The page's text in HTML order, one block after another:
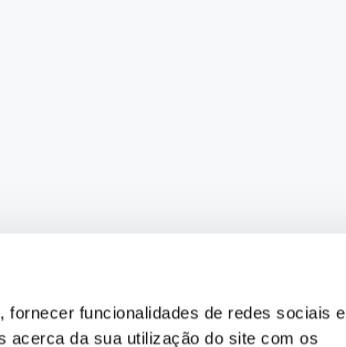
funcionalidades de redes sociais e
acerca da sua utilização do site com os